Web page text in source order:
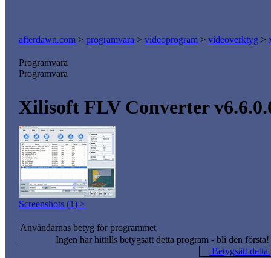
afterdawn.com > programvara > videoprogram > videoverktyg >
Programvara
Programvara
Xilisoft FLV Converter
Screenshots (1) >
Användarnas betyg för programmet
Ingen har hittills betygsatt detta program - bli den första!
Betygsätt